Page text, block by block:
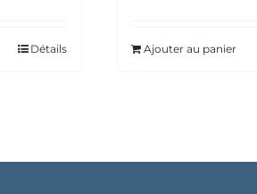
Détails Ajouter au panier